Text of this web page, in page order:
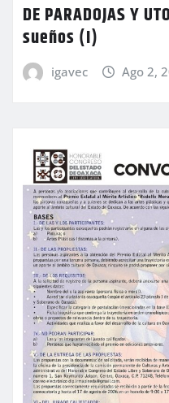
DE PARADOJAS Y
sueños (I)
igavec Ago 2,